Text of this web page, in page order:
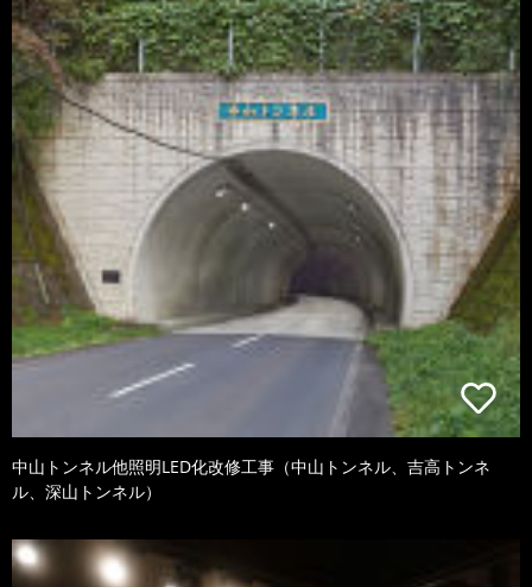
中山トンネル他照明LED化改修工事（中山トンネル、吉高トンネ
ル、深山トンネル）